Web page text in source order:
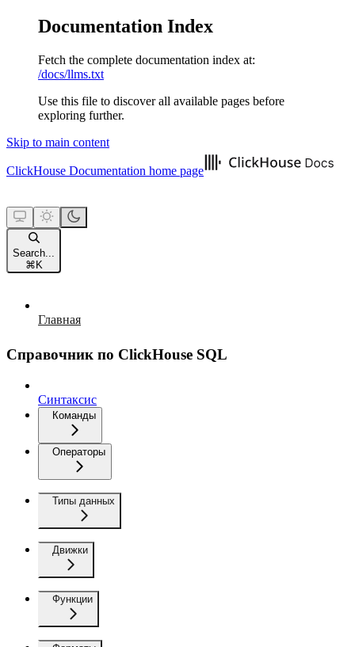
Documentation Index
Fetch the complete documentation index at:
/docs/llms.txt
Use this file to discover all available pages before
exploring further.
Skip to main content
ClickHouse Documentation home page
Search...
⌘ K
Главная
Справочник по ClickHouse SQL
Синтаксис
Команды
Операторы
Типы данных
Движки
Функции